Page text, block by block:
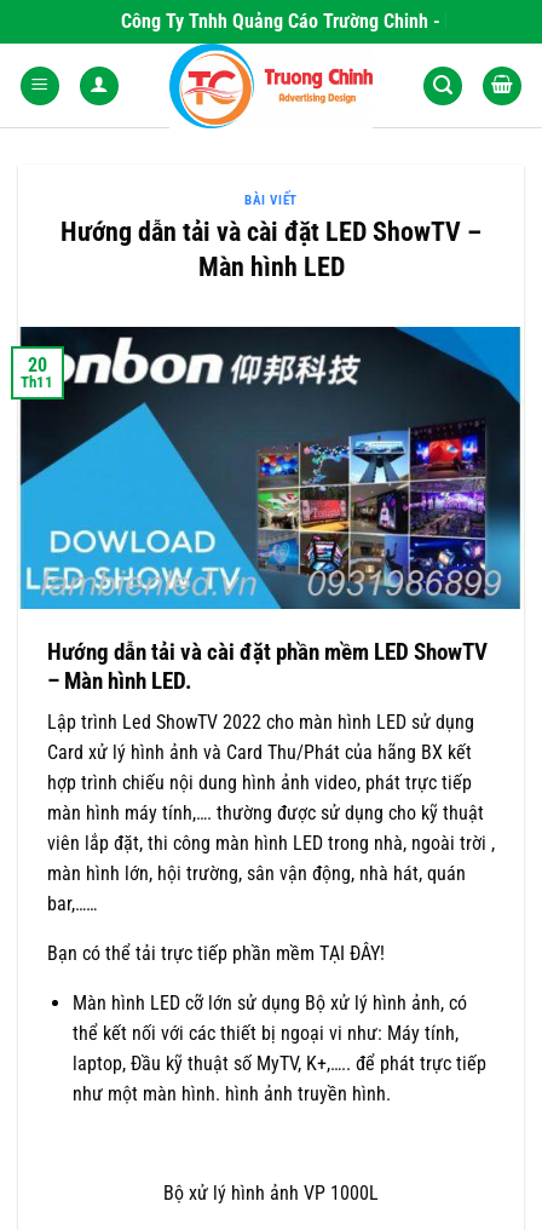
to
content
Công Ty Tnhh Quảng Cáo Trường Chinh - Nơi Khơi
BÀI VIẾT
Hướng dẫn tải và cài đặt LED ShowTV –
Màn hình LED
20
Th11
Hướng dẫn tải và cài đặt phần mềm LED ShowTV
– Màn hình LED.
Lập trình Led ShowTV 2022 cho màn hình LED sử dụng
Card xử lý hình ảnh và Card Thu/Phát của hãng BX kết
hợp trình chiếu nội dung hình ảnh video, phát trực tiếp
màn hình máy tính,…. thường được sử dụng cho kỹ thuật
viên lắp đặt, thi công màn hình LED trong nhà, ngoài trời ,
màn hình lớn, hội trường, sân vận động, nhà hát, quán
bar,……
Bạn có thể tải trực tiếp phần mềm TẠI ĐÂY!
Màn hình LED cỡ lớn sử dụng Bộ xử lý hình ảnh, có
thể kết nối với các thiết bị ngoại vi như: Máy tính,
laptop, Đầu kỹ thuật số MyTV, K+,….. để phát trực tiếp
như một màn hình. hình ảnh truyền hình.
Bộ xử lý hình ảnh VP 1000L